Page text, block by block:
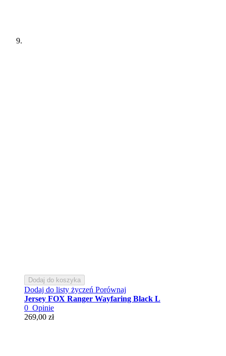
Dodaj do koszyka
Dodaj do listy życzeń Porównaj
Jersey FOX Ranger Wayfaring Black L
0 Opinie
269,00 zł